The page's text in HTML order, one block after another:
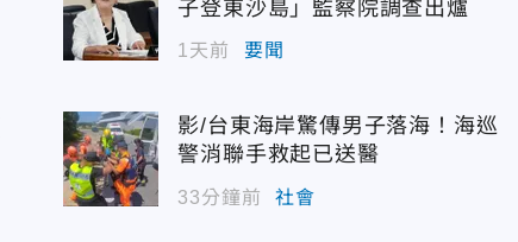
子登東沙島」監察院調查出爐
1天前 要聞
影/台東海岸驚傳男子落海！海巡
警消聯手救起已送醫
33分鐘前 社會